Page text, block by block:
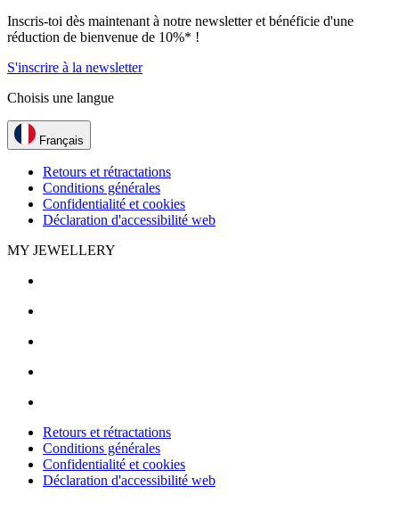
Inscris-toi dès maintenant à notre newsletter et bénéficie d'une
réduction de bienvenue de 10%* !
S'inscrire à la newsletter
Choisis une langue
Français
Retours et rétractations
Conditions générales
Confidentialité et cookies
Déclaration d'accessibilité web
MY JEWELLERY
Retours et rétractations
Conditions générales
Confidentialité et cookies
Déclaration d'accessibilité web